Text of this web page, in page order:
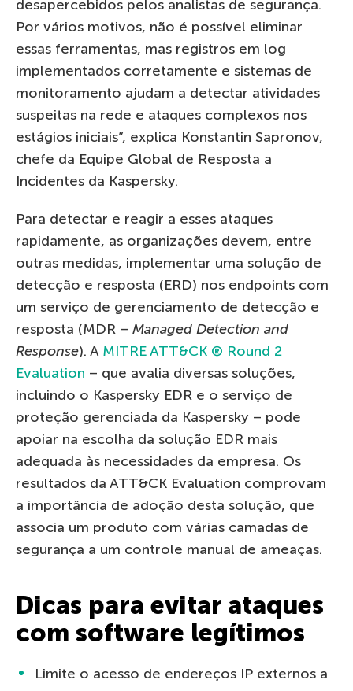
desapercebidos pelos analistas de segurança.
Por vários motivos, não é possível eliminar
essas ferramentas, mas registros em log
implementados corretamente e sistemas de
monitoramento ajudam a detectar atividades
suspeitas na rede e ataques complexos nos
estágios iniciais”, explica Konstantin Sapronov,
chefe da Equipe Global de Resposta a
Incidentes da Kaspersky.
Para detectar e reagir a esses ataques
rapidamente, as organizações devem, entre
outras medidas, implementar uma solução de
detecção e resposta (ERD) nos endpoints com
um serviço de gerenciamento de detecção e
resposta (MDR – Managed Detection and
Response). A MITRE ATT&CK ® Round 2
Evaluation – que avalia diversas soluções,
incluindo o Kaspersky EDR e o serviço de
proteção gerenciada da Kaspersky – pode
apoiar na escolha da solução EDR mais
adequada às necessidades da empresa. Os
resultados da ATT&CK Evaluation comprovam
a importância de adoção desta solução, que
associa um produto com várias camadas de
segurança a um controle manual de ameaças.
Dicas para evitar ataques
com software legítimos
Limite o acesso de endereços IP externos a